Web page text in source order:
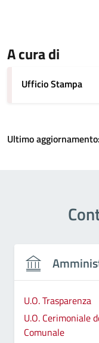
A cura di
Ufficio Stampa
Ultimo aggiornamento:
U.O. Trasparenza
U.O. Cerimoniale
Comunale